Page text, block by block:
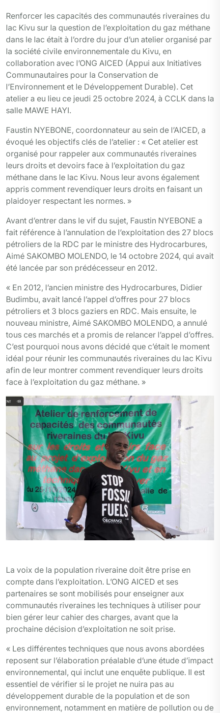
Renforcer les capacités des communautés riveraines du
lac Kivu sur la question de l’exploitation du gaz méthane
dans le lac était à l’ordre du jour d’un atelier organisé par
la société civile environnementale du Kivu, en
collaboration avec l’ONG AICED (Appui aux Initiatives
Communautaires pour la Conservation de
l’Environnement et le Développement Durable). Cet
atelier a eu lieu ce jeudi 25 octobre 2024, à CCLK dans la
salle MAWE HAYI.
Faustin NYEBONE, coordonnateur au sein de l’AICED, a
évoqué les objectifs clés de l’atelier : « Cet atelier est
organisé pour rappeler aux communautés riveraines
leurs droits et devoirs face à l’exploitation du gaz
méthane dans le lac Kivu. Nous leur avons également
appris comment revendiquer leurs droits en faisant un
plaidoyer respectant les normes. »
Avant d’entrer dans le vif du sujet, Faustin NYEBONE a
fait référence à l’annulation de l’exploitation des 27 blocs
pétroliers de la RDC par le ministre des Hydrocarbures,
Aimé SAKOMBO MOLENDO, le 14 octobre 2024, qui avait
été lancée par son prédécesseur en 2012.
« En 2012, l’ancien ministre des Hydrocarbures, Didier
Budimbu, avait lancé l’appel d’offres pour 27 blocs
pétroliers et 3 blocs gaziers en RDC. Mais ensuite, le
nouveau ministre, Aimé SAKOMBO MOLENDO, a annulé
tous ces marchés et a promis de relancer l’appel d’offres.
C’est pourquoi nous avons décidé que c’était le moment
idéal pour réunir les communautés riveraines du lac Kivu
afin de leur montrer comment revendiquer leurs droits
face à l’exploitation du gaz méthane. »
La voix de la population riveraine doit être prise en
compte dans l’exploitation. L’ONG AICED et ses
partenaires se sont mobilisés pour enseigner aux
communautés riveraines les techniques à utiliser pour
bien gérer leur cahier des charges, avant que la
prochaine décision d’exploitation ne soit prise.
« Les différentes techniques que nous avons abordées
reposent sur l’élaboration préalable d’une étude d’impact
environnemental, qui inclut une enquête publique. Il est
essentiel de vérifier si le projet ne nuira pas au
développement durable de la population et de son
environnement, notamment en matière de pollution ou de